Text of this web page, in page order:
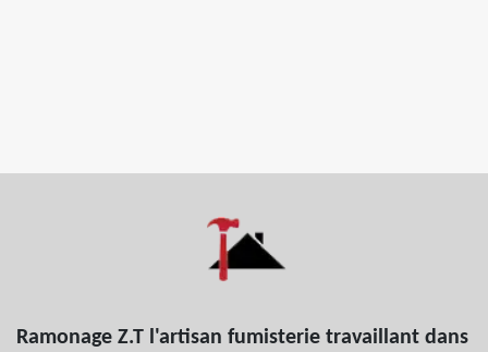
Ramonage Z.T l'artisan fumisterie travaillant dans